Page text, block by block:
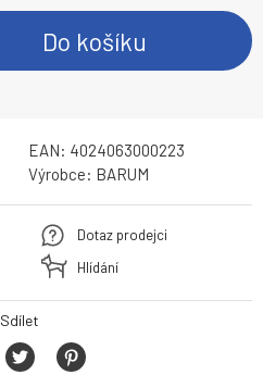
Do košíku
EAN: 4024063000223
Výrobce: BARUM
Dotaz prodejci
Hlídání
Sdílet